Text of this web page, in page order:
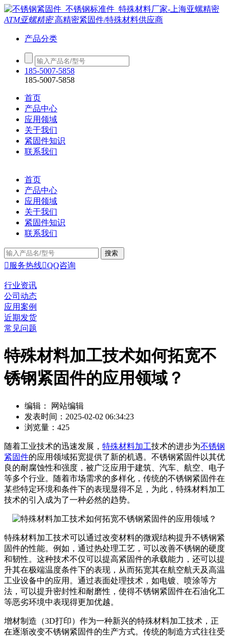
ATM亚螺精密高精密紧固件/特殊材料供应商
产品分类
185-5007-5858
185-5007-5858
首页
产品中心
应用领域
关于我们
紧固件知识
联系我们
首页
产品中心
应用领域
关于我们
紧固件知识
联系我们
 服务热线QQ咨询
行业资讯
公司动态
应用案例
近期发货
常见问题
特殊材料加工技术如何拓宽不
锈钢紧固件的应用领域？
编辑： 网站编辑
发表时间：2025-02-02 06:34:23
浏览量：425
随着工业技术的迅速发展， 特殊材料加工技术的进步为不锈钢
紧固件的应用领域拓宽提供了新的机遇。不锈钢紧固件以其优
良的耐腐蚀性和强度，被广泛应用于建筑、汽车、航空、电子
等多个行业。随着市场需求的多样化，传统的不锈钢紧固件在
某些特定环境和条件下的表现显得不足，为此，特殊材料加工
技术的引入成为了一种必然的趋势。
特殊材料加工技术可以通过改变材料的微观结构提升不锈钢紧
固件的性能。例如，通过热处理工艺，可以改善不锈钢的硬度
和韧性。这种技术不仅可以提高紧固件的承载能力，还可以提
升其在极端温度条件下的表现，从而拓宽其在航空航天及高温
工业设备中的应用。通过表面处理技术，如电镀、喷涂等方
法，可以提升密封性和耐磨性，使得不锈钢紧固件在石油化工
等恶劣环境中表现得更加优越。
增材制造（3D打印）作为一种新兴的特殊材料加工技术，正
在逐渐改变不锈钢紧固件的生产方式。传统的制造方式往往受